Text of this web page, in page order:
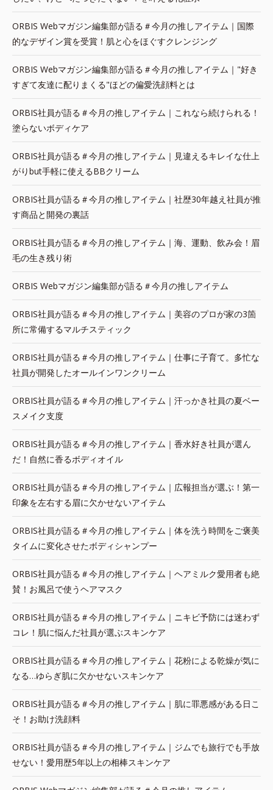
ORBIS Webマガジン編集部が語る＃今月の推しアイテム｜国際
的なデザイン賞を受賞！肌と心をほぐすクレンジング
ORBIS Webマガジン編集部が語る＃今月の推しアイテム｜"好き
すぎて友達に配りまくる"ほどの偏愛洗顔料とは
ORBIS社員が語る＃今月の推しアイテム｜これなら続けられる！
塗らないボディケア
ORBIS社員が語る＃今月の推しアイテム｜見違えるキレイな仕上
がりbut手軽に使えるBBクリーム
ORBIS社員が語る＃今月の推しアイテム｜社歴30年越え社員が推
す商品と開発の裏話
ORBIS社員が語る＃今月の推しアイテム｜海、運動、飲み会！眉
毛の生き残り術
ORBIS Webマガジン編集部が語る＃今月の推しアイテム
ORBIS社員が語る＃今月の推しアイテム｜美容のプロが家の3箇
所に常備するマルチスティック
ORBIS社員が語る＃今月の推しアイテム｜仕事に子育て。多忙な
社員が開発したオールインワンクリーム
ORBIS社員が語る＃今月の推しアイテム｜汗っかき社員の夏ベー
スメイク支度
ORBIS社員が語る＃今月の推しアイテム｜香水好き社員が選ん
だ！自然に香るボディオイル
ORBIS社員が語る＃今月の推しアイテム｜広報担当が選ぶ！第一
印象を左右する眉に欠かせないアイテム
ORBIS社員が語る＃今月の推しアイテム｜体を洗う時間をご褒美
タイムに変化させたボディシャンプー
ORBIS社員が語る＃今月の推しアイテム｜ヘアミルク愛用者も絶
賛！お風呂で使うヘアマスク
ORBIS社員が語る＃今月の推しアイテム｜ニキビ予防には迷わず
コレ！肌に悩んだ社員が選ぶスキンケア
ORBIS社員が語る＃今月の推しアイテム｜花粉による乾燥が気に
なる…ゆらぎ肌に欠かせないスキンケア
ORBIS社員が語る＃今月の推しアイテム｜肌に罪悪感がある日こ
そ！お助け洗顔料
ORBIS社員が語る＃今月の推しアイテム｜ジムでも旅行でも手放
せない！愛用歴5年以上の相棒スキンケア